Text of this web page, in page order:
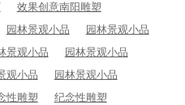
效果创意南阳雕塑
园林景观小品
园林景观小品
景观小品
园林景观小品
观小品
园林景观小品
性雕塑
纪念性雕塑